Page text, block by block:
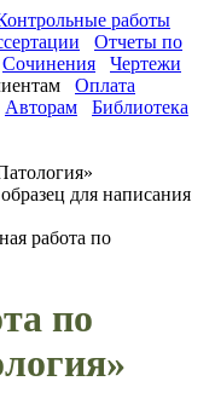
работы
Отчеты по
Сочинения
Чертежи
Оплата
Авторам
Библиотека
для написания
работа по
по